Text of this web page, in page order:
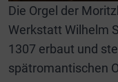
Die Orgel der
Werkstatt Wilhelm
1307 erbaut und
spätromantischen